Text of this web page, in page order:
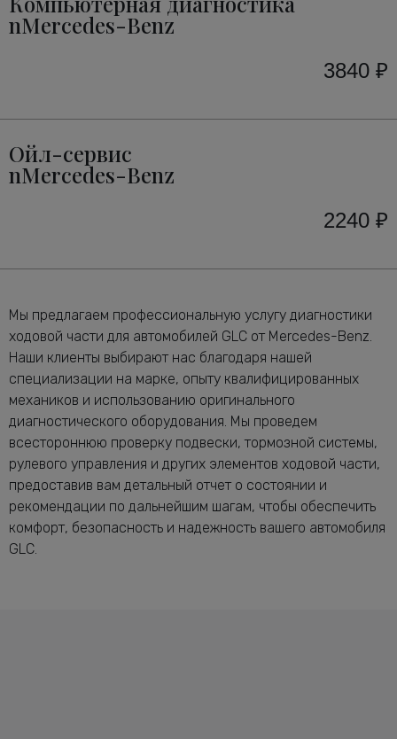
nMercedes-Benz
3840 ₽
Ойл-сервис
nMercedes-Benz
2240 ₽
Мы предлагаем профессиональную услугу диагностики
ходовой части для автомобилей GLC от Mercedes-Benz.
Наши клиенты выбирают нас благодаря нашей
специализации на марке, опыту квалифицированных
механиков и использованию оригинального
диагностического оборудования. Мы проведем
всестороннюю проверку подвески, тормозной системы,
рулевого управления и других элементов ходовой части,
предоставив вам детальный отчет о состоянии и
рекомендации по дальнейшим шагам, чтобы обеспечить
комфорт, безопасность и надежность вашего автомобиля
GLC.